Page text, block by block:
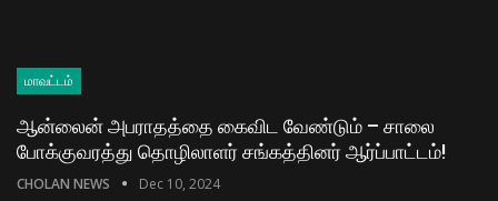
மாவட்டம்
ஆன்லைன் அபராதத்தை கைவிட வேண்டும் – சாலை
போக்குவரத்து தொழிலாளர் சங்கத்தினர் ஆர்ப்பாட்டம்!
CHOLAN NEWS Dec 10, 2024